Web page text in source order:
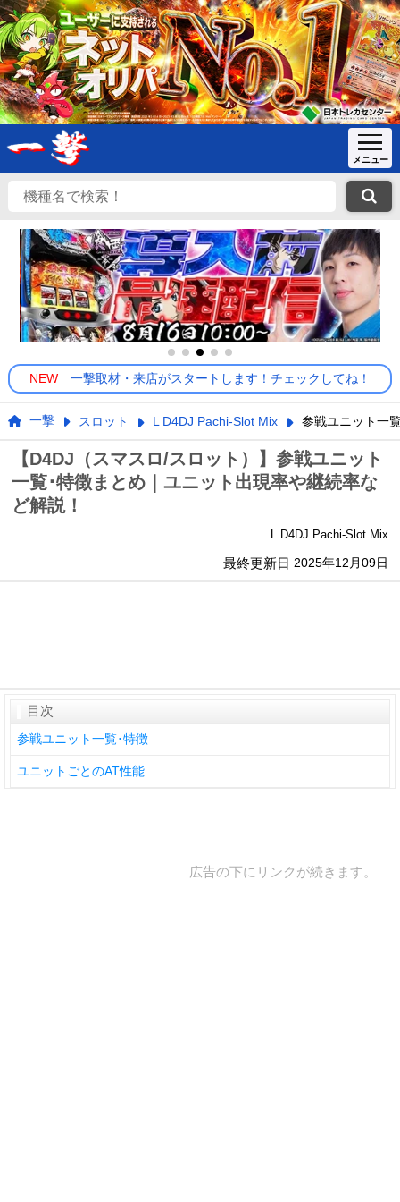
NEW 一撃取材・来店がスタートします！チェックしてね！
一撃 スロット L D4DJ Pachi-Slot Mix 参戦ユニット一
【D4DJ（スマスロ/スロット）】参戦ユニット
一覧･特徴まとめ｜ユニット出現率や継続率な
ど解説！
L D4DJ Pachi-Slot Mix
最終更新日 2025年12月09日
目次
参戦ユニット一覧･特徴
ユニットごとのAT性能
広告の下にリンクが続きます。